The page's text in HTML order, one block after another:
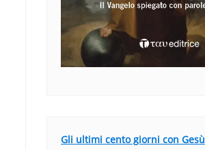
Gli ultimi cento giorni con Gesù